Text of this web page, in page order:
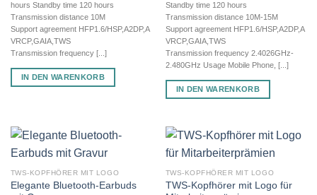
hours Standby time 120 hours
Transmission distance 10M
Support agreement HFP1.6/HSP,A2DP,A
VRCP,GAIA,TWS
Transmission frequency [...]
IN DEN WARENKORB
Standby time 120 hours
Transmission distance 10M-15M
Support agreement HFP1.6/HSP,A2DP,A
VRCP,GAIA,TWS
Transmission frequency 2.4026GHz-
2.480GHz Usage Mobile Phone, [...]
IN DEN WARENKORB
TWS-KOPFHÖRER MIT LOGO
Elegante Bluetooth-Earbuds
TWS-KOPFHÖRER MIT LOGO
TWS-Kopfhörer mit Logo für